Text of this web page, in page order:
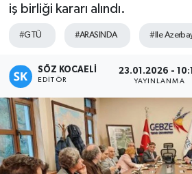
iş birliği kararı alındı.
#GTÜ #ARASINDA #Ile
SÖZ KOCAELI
EDITÖR
23.01.2026 -
YAYINLANMA
Son Dakika Haberleri